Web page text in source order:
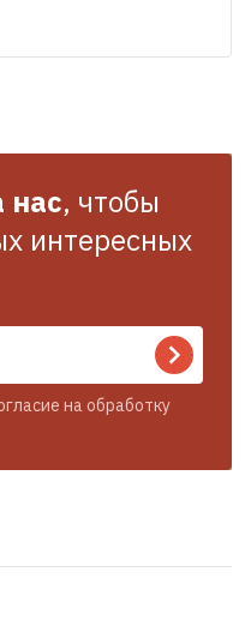
нас, чтобы
интересных
на обработку